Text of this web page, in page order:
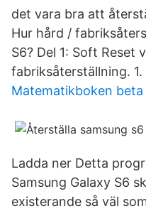
det vara bra att
Hur hård /
S6? Del 1: Soft Reset
fabriksåterställning. 1.
Matematikboken
Ladda ner Detta
Samsung Galaxy S6
existerande så väl